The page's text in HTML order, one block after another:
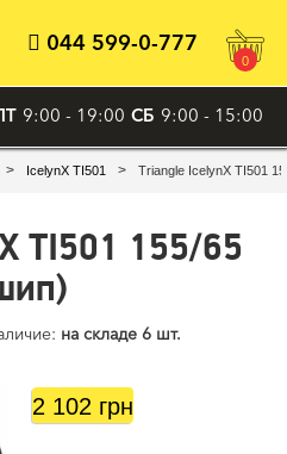
044 599-0-777
0
9:00 - 19:00 СБ 9:00 - 15:00
> IcelynX TI501 > Triangle IcelynX TI501
TI501 155/65
на складе 6 шт.
2 102 грн